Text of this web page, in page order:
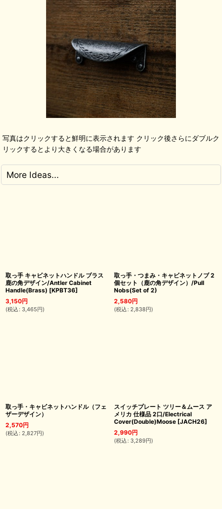
写真はクリックすると鮮明に表示されます クリック後さらにダブルク
リックするとより大きくなる場合があります
More Ideas...
取っ手 キャビネットハンドル ブラス
鹿の角デザイン/Antler Cabinet
Handle(Brass) [KPBT36]
3,150円
(税込 : 3,465円)
取っ手・つまみ・キャビネットノブ 2
個セット（鹿の角デザイン）/Pull
Nobs(Set of 2)
2,580円
(税込 : 2,838円)
取っ手・キャビネットハンドル（フェ
ザーデザイン）
2,570円
(税込 : 2,827円)
スイッチプレート ツリー＆ムース ア
メリカ 仕様品 2口/Electrical
Cover(Double)Moose [JACH26]
2,990円
(税込 : 3,289円)